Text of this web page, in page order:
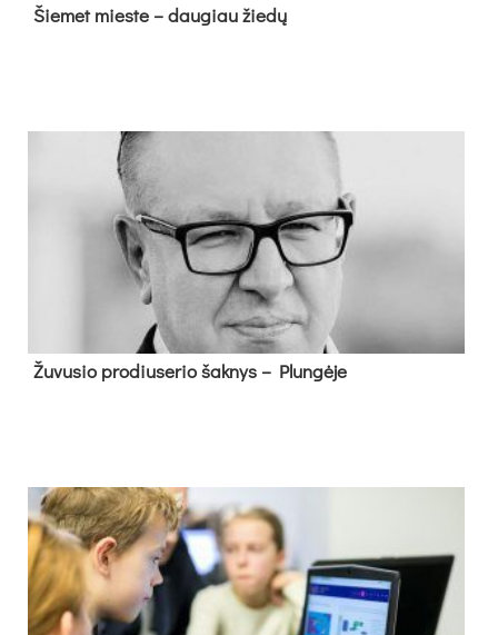
Šie­met mies­te – dau­giau žie­dų
Žu­vu­sio pro­diu­se­rio šak­nys – Plun­gė­je